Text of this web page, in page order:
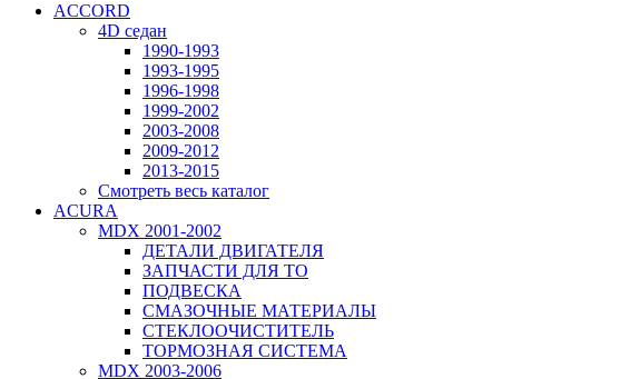
ACCORD
4D седан
1990-1993
1993-1995
1996-1998
1999-2002
2003-2008
2009-2012
2013-2015
Смотреть весь каталог
ACURA
MDX 2001-2002
ДЕТАЛИ ДВИГАТЕЛЯ
ЗАПЧАСТИ ДЛЯ ТО
ПОДВЕСКА
СМАЗОЧНЫЕ МАТЕРИАЛЫ
СТЕКЛООЧИСТИТЕЛЬ
ТОРМОЗНАЯ СИСТЕМА
MDX 2003-2006